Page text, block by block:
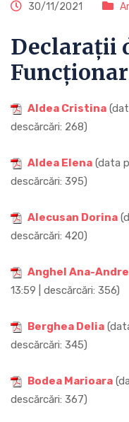
30/11/2021
Declarații
Aldea Cristina
descărcări: 268)
Aldea Elena (data
descărcări: 395)
Alecusan Dorina
descărcări: 420)
Anghel Ana-
13:59 | descărcări: 356)
Berghea Delia
descărcări: 345)
Bodea Marioara
descărcări: 367)